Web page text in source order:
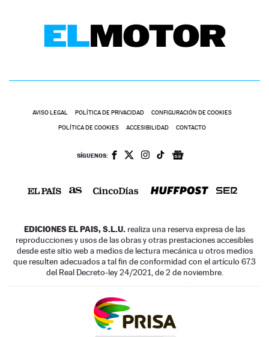
AVISO LEGAL POLÍTICA DE PRIVACIDAD CONFIGURACIÓN DE COOKIES
POLÍTICA DE COOKIES ACCESIBILIDAD CONTACTO
SÍGUENOS:
EDICIONES EL PAIS, S.L.U. realiza una reserva expresa de las
reproducciones y usos de las obras y otras prestaciones accesibles
desde este sitio web a medios de lectura mecánica u otros medios
que resulten adecuados a tal fin de conformidad con el artículo 67.3
del Real Decreto-ley 24/2021, de 2 de noviembre.